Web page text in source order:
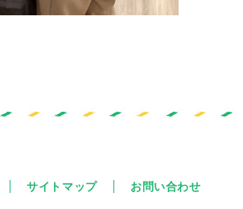
サイトマップ お問い合わせ